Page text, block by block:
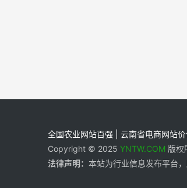
全国农业网站百强 | 云南省电商网站
Copyright © 2025 YNTW.COM 版
法律声明： 本站为行业信息发布平台